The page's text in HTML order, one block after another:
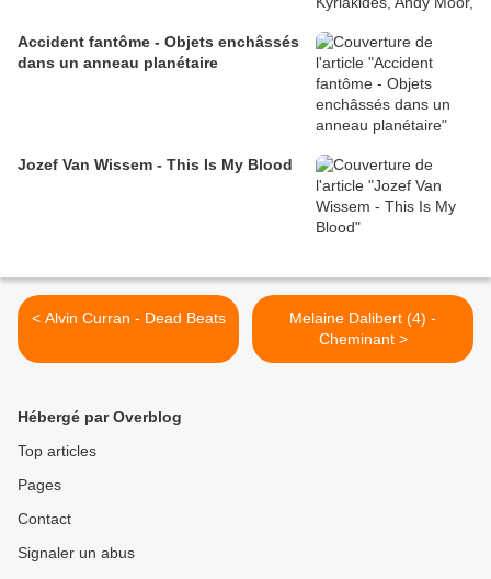
Accident fantôme - Objets enchâssés
dans un anneau planétaire
Jozef Van Wissem - This Is My Blood
< Alvin Curran - Dead Beats
Melaine Dalibert (4) -
Cheminant >
Hébergé par Overblog
Top articles
Pages
Contact
Signaler un abus